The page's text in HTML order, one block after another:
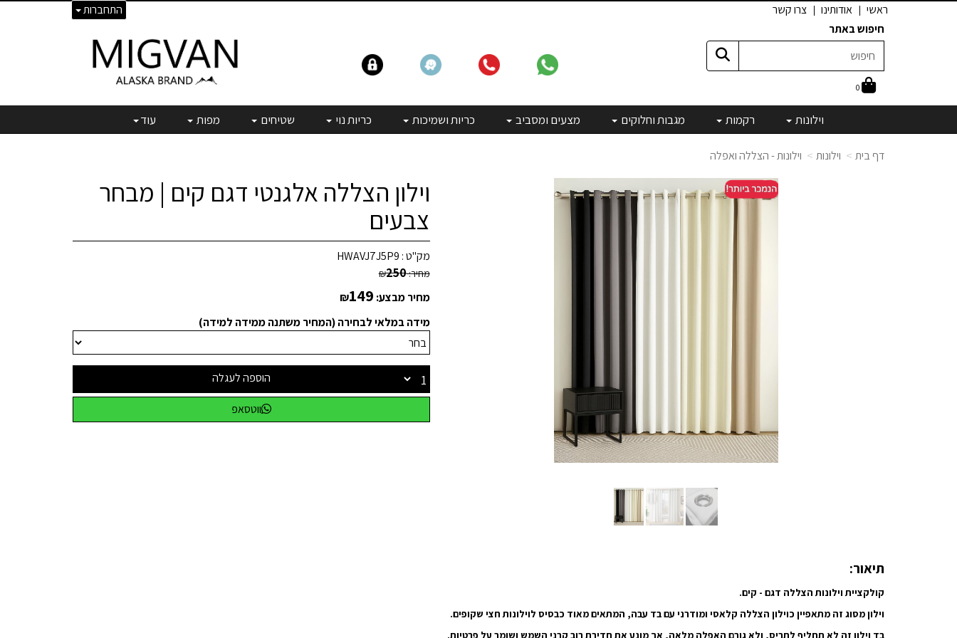
התחברות ראשי אודותינו
צרו קשר
חיפוש באתר
0
וילונות רקמות מגבות וחלוקים מצעים ומסביב כריות ושמיכות כריות נוי שטיחים מפות עוד
דף בית וילונות וילונות - הצללה ואפלה
וילון הצללה אלגנטי דגם קים | מבחר
צבעים
מק"ט : HWAVJ7J5P9
מחיר: ₪250
מחיר מבצע: ₪149
מידה במלאי לבחירה (המחיר משתנה ממידה למידה)
הוספה לעגלה
ווטסאפ
תיאור:
קולקציית וילונות הצללה דגם - קים.
וילון מסוג זה מתאפיין כוילון הצללה קלאסי ומודרני עם בד עבה, המתאים מאוד כבסיס לוילונות חצי שקופים.
בד וילון זה לא תחליף לתריס, ולא גורם האפלה מלאה, אך מונע את חדירת רוב קרני השמש ושומר על פרטיות.